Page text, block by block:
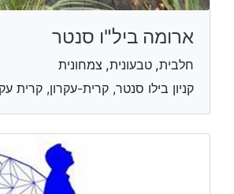
ארומה ביל"ו סנטר
חלבית, טבעונית, צמחונית
קניון בילו סנטר, קרית-עקרון, קרית